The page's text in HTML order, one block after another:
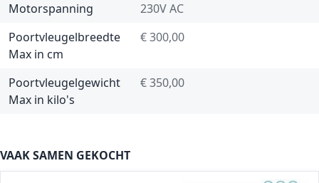
Motorspanning
230V AC
Poortvleugelbreedte
Max in cm
€ 300,00
Poortvleugelgewicht
Max in kilo's
€ 350,00
VAAK SAMEN GEKOCHT